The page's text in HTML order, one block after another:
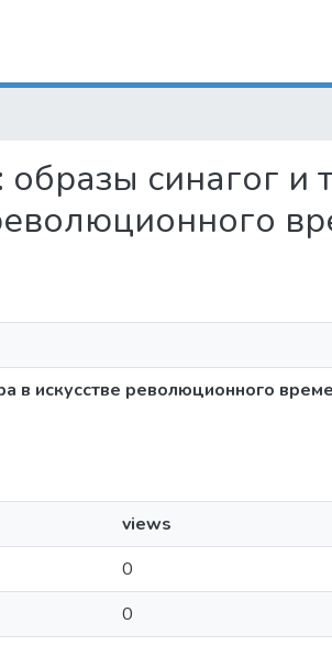
синагог и
в искусстве революционного
views
0
0